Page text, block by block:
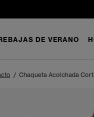
DE VERANO
Chaqueta Acolchada